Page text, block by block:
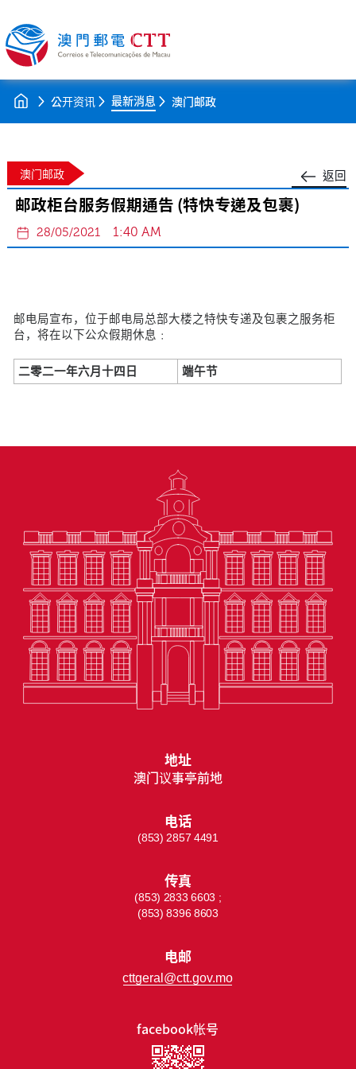
公开资讯 最新消息 澳门邮政
返回
澳门邮政
邮政柜台服务假期通告 (特快专递及包裹)
28/05/2021 1:40 AM
邮电局宣布，位于邮电局总部大楼之特快专递及包裹之服务柜
台，将在以下公众假期休息﹕
二零二一年六月十四日 端午节
facebook帐号
地址
澳门议事亭前地
电话
(853) 2857 4491
传真
(853) 2833 6603 ;
(853) 8396 8603
电邮
cttgeral@ctt.gov.mo